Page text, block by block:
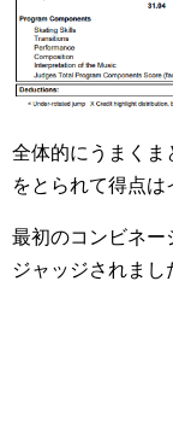
全体的にうまくま
をとられて得点は
最初のコンビネー
ジャッジされまし